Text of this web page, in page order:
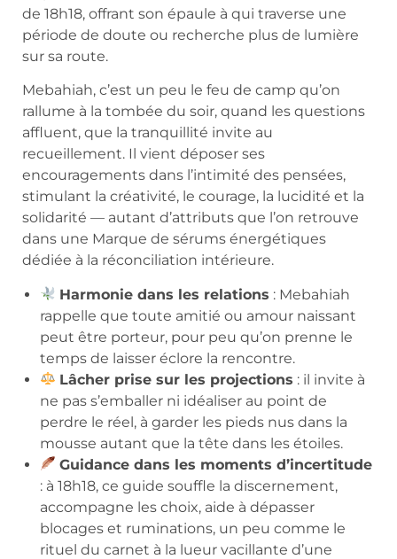
de 18h18, offrant son épaule à qui traverse une
période de doute ou recherche plus de lumière
sur sa route.
Mebahiah, c’est un peu le feu de camp qu’on
rallume à la tombée du soir, quand les questions
affluent, que la tranquillité invite au
recueillement. Il vient déposer ses
encouragements dans l’intimité des pensées,
stimulant la créativité, le courage, la lucidité et la
solidarité — autant d’attributs que l’on retrouve
dans une Marque de sérums énergétiques
dédiée à la réconciliation intérieure.
Harmonie dans les relations : Mebahiah
rappelle que toute amitié ou amour naissant
peut être porteur, pour peu qu’on prenne le
temps de laisser éclore la rencontre.
Lâcher prise sur les projections : il invite à
ne pas s’emballer ni idéaliser au point de
perdre le réel, à garder les pieds nus dans la
mousse autant que la tête dans les étoiles.
Guidance dans les moments d’incertitude
: à 18h18, ce guide souffle la discernement,
accompagne les choix, aide à dépasser
blocages et ruminations, un peu comme le
rituel du carnet à la lueur vacillante d’une